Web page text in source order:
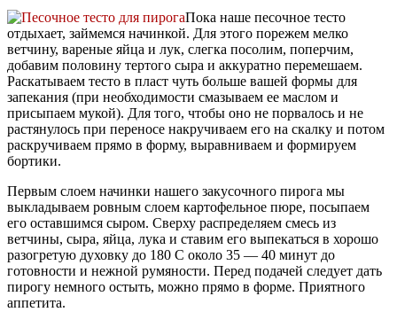
Пока наше песочное тесто
отдыхает, займемся начинкой. Для этого порежем мелко
ветчину, вареные яйца и лук, слегка посолим, поперчим,
добавим половину тертого сыра и аккуратно перемешаем.
Раскатываем тесто в пласт чуть больше вашей формы для
запекания (при необходимости смазываем ее маслом и
присыпаем мукой). Для того, чтобы оно не порвалось и не
растянулось при переносе накручиваем его на скалку и потом
раскручиваем прямо в форму, выравниваем и формируем
бортики.
Первым слоем начинки нашего закусочного пирога мы
выкладываем ровным слоем картофельное пюре, посыпаем
его оставшимся сыром. Сверху распределяем смесь из
ветчины, сыра, яйца, лука и ставим его выпекаться в хорошо
разогретую духовку до 180 С около 35 — 40 минут до
готовности и нежной румяности. Перед подачей следует дать
пирогу немного остыть, можно прямо в форме. Приятного
аппетита.